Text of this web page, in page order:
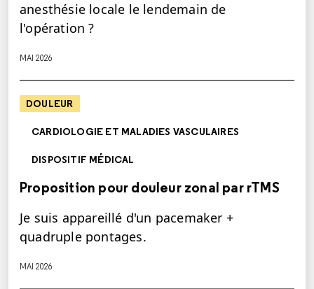
anesthésie locale le lendemain de
l'opération ?
MAI 2026
DOULEUR
CARDIOLOGIE ET MALADIES VASCULAIRES
DISPOSITIF MÉDICAL
Proposition pour douleur zonal par rTMS
Je suis appareillé d'un pacemaker +
quadruple pontages.
MAI 2026